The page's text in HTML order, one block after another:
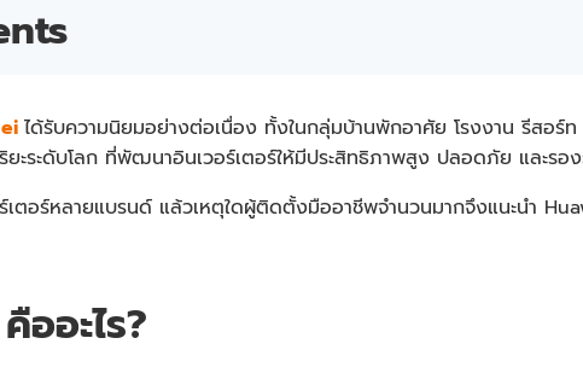
ได้รับความนิยมอย่างต่อเนื่อง ทั้งในกลุ่มบ้านพักอาศัย โรงงาน รีสอร์
ยะระดับโลก ที่พัฒนาอินเวอร์เตอร์ให้มีประสิทธิภาพสูง ปลอดภัย และรอ
เตอร์หลายแบรนด์ แล้วเหตุใดผู้ติดตั้งมืออาชีพจำนวนมากจึงแนะนำ
อะไร?